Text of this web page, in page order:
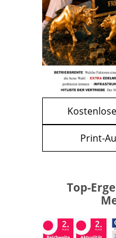
Bitcoin
und
Richtung
mehr
Print-
Top-